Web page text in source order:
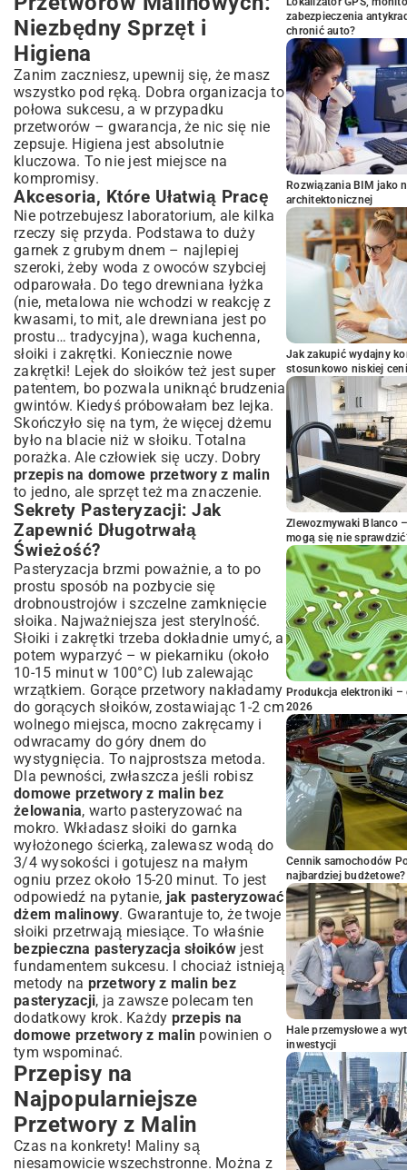
Niezbędny Sprzęt i
Higiena
Zanim zaczniesz, upewnij się, że masz
wszystko pod ręką. Dobra organizacja to
połowa sukcesu, a w przypadku
przetworów – gwarancja, że nic się nie
zepsuje. Higiena jest absolutnie
kluczowa. To nie jest miejsce na
kompromisy.
Akcesoria, Które Ułatwią Pracę
Nie potrzebujesz laboratorium, ale kilka
rzeczy się przyda. Podstawa to duży
garnek z grubym dnem – najlepiej
szeroki, żeby woda z owoców szybciej
odparowała. Do tego drewniana łyżka
(nie, metalowa nie wchodzi w reakcję z
kwasami, to mit, ale drewniana jest po
prostu… tradycyjna), waga kuchenna,
słoiki i zakrętki. Koniecznie nowe
zakrętki! Lejek do słoików też jest super
patentem, bo pozwala uniknąć brudzenia
gwintów. Kiedyś próbowałam bez lejka.
Skończyło się na tym, że więcej dżemu
było na blacie niż w słoiku. Totalna
porażka. Ale człowiek się uczy. Dobry
przepis na domowe przetwory z malin
to jedno, ale sprzęt też ma znaczenie.
Sekrety Pasteryzacji: Jak
Zapewnić Długotrwałą
Świeżość?
Pasteryzacja brzmi poważnie, a to po
prostu sposób na pozbycie się
drobnoustrojów i szczelne zamknięcie
słoika. Najważniejsza jest sterylność.
Słoiki i zakrętki trzeba dokładnie umyć, a
potem wyparzyć – w piekarniku (około
10-15 minut w 100°C) lub zalewając
wrzątkiem. Gorące przetwory nakładamy
do gorących słoików, zostawiając 1-2 cm
wolnego miejsca, mocno zakręcamy i
odwracamy do góry dnem do
wystygnięcia. To najprostsza metoda.
Dla pewności, zwłaszcza jeśli robisz
domowe przetwory z malin bez
żelowania, warto pasteryzować na
mokro. Wkładasz słoiki do garnka
wyłożonego ścierką, zalewasz wodą do
3/4 wysokości i gotujesz na małym
ogniu przez około 15-20 minut. To jest
odpowiedź na pytanie, jak pasteryzować
dżem malinowy. Gwarantuje to, że twoje
słoiki przetrwają miesiące. To właśnie
bezpieczna pasteryzacja słoikówjest
fundamentem sukcesu. I chociaż istnieją
metody na przetwory z malin bez
pasteryzacji, ja zawsze polecam ten
dodatkowy krok. Każdy przepis na
domowe przetwory z malin powinien o
tym wspominać.
Przepisy na
Najpopularniejsze
Przetwory z Malin
Czas na konkrety! Maliny są
niesamowicie wszechstronne. Można z
zabezpieczenia
chronić auto?
Rozwiązania BIM jako
architektonicznej
Jak zakupić wydajny
stosunkowo niskiej
Zlewozmywaki Blanco
mogą się nie
Produkcja elektroniki –
2026
Cennik samochodów
najbardziej budżetowe?
Hale przemysłowe a
inwestycji